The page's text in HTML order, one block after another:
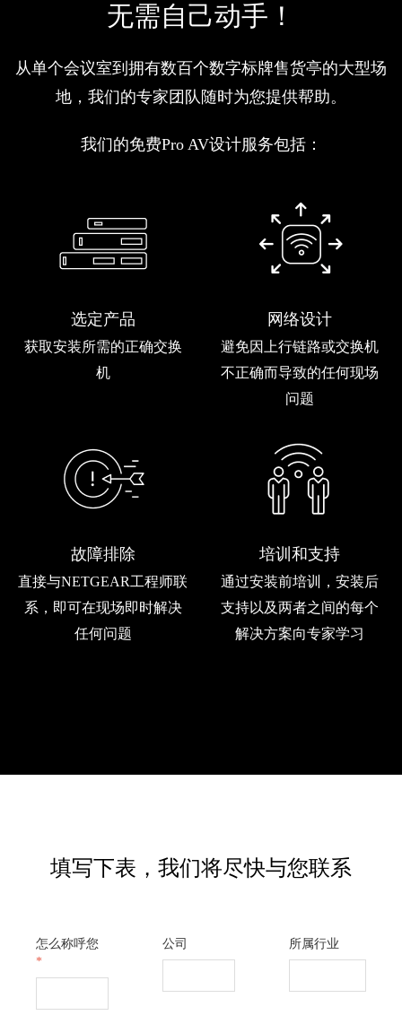
从单个会议室到拥有数百个数字标牌售货亭的大型场
地，我们的专家团队随时为您提供帮助。
无需自己动手！
我们的免费Pro AV设计服务包括：
选定产品
获取安装所需的正确交换
机
网络设计
避免因上行链路或交换机
不正确而导致的任何现场
问题
故障排除
直接与NETGEAR工程师联
系，即可在现场即时解决
任何问题
培训和支持
通过安装前培训，安装后
支持以及两者之间的每个
解决方案向专家学习
填写下表，我们将尽快与您联系
怎么称呼您
*
公司 所属行业